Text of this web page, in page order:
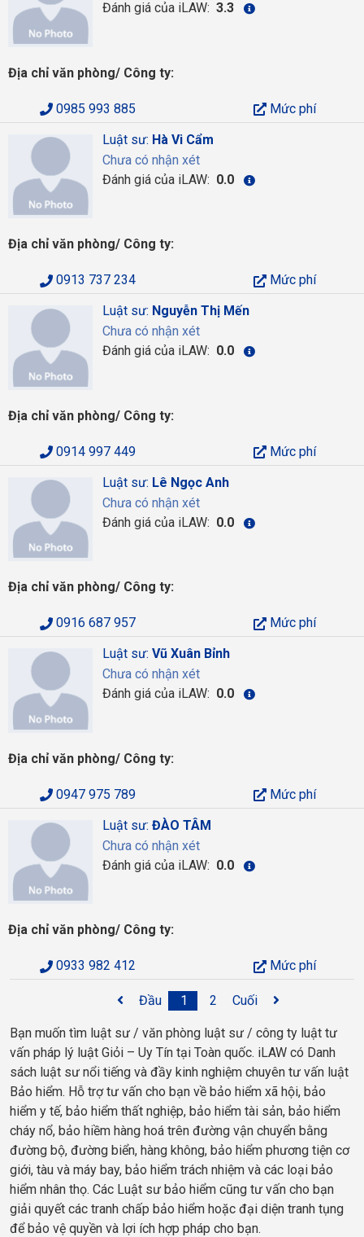
Đánh giá của iLAW: 3.3
Địa chỉ văn phòng/ Công ty:
0985 993 885
Mức phí
Luật sư: Hà Vi Cẩm
Chưa có nhận xét
Đánh giá của iLAW: 0.0
Địa chỉ văn phòng/ Công ty:
0913 737 234
Mức phí
Luật sư: Nguyễn Thị Mến
Chưa có nhận xét
Đánh giá của iLAW: 0.0
Địa chỉ văn phòng/ Công ty:
0914 997 449
Mức phí
Luật sư: Lê Ngọc Anh
Chưa có nhận xét
Đánh giá của iLAW: 0.0
Địa chỉ văn phòng/ Công ty:
0916 687 957
Mức phí
Luật sư: Vũ Xuân Bỉnh
Chưa có nhận xét
Đánh giá của iLAW: 0.0
Địa chỉ văn phòng/ Công ty:
0947 975 789
Mức phí
Luật sư: ĐÀO TÂM
Chưa có nhận xét
Đánh giá của iLAW: 0.0
Địa chỉ văn phòng/ Công ty:
0933 982 412 Mức phí
Đầu 1 2 Cuối
Bạn muốn tìm luật sư / văn phòng luật sư / công ty luật tư
vấn pháp lý luật Giỏi – Uy Tín tại Toàn quốc. iLAW có Danh
sách luật sư nổi tiếng và đầy kinh nghiệm chuyên tư vấn luật
Bảo hiểm. Hỗ trợ tư vấn cho bạn về bảo hiểm xã hội, bảo
hiểm y tế, bảo hiểm thất nghiệp, bảo hiểm tài sản, bảo hiểm
cháy nổ, bảo hiềm hàng hoá trên đường vận chuyển bằng
đường bộ, đường biển, hàng không, bảo hiểm phương tiện cơ
giới, tàu và máy bay, bảo hiểm trách nhiệm và các loại bảo
hiểm nhân thọ. Các Luật sư bảo hiểm cũng tư vấn cho bạn
giải quyết các tranh chấp bảo hiểm hoặc đại diện tranh tụng
để bảo vệ quyền và lợi ích hợp pháp cho bạn.